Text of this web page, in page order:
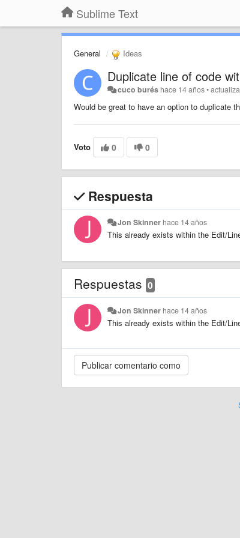
Sublime Text
General Ideas
Duplicate line of code
cuco burés hace 14 años•
Would be great to have an option to duplicate
Voto 0 0
Respuesta
Jon Skinner hace 14 años
This already exists within the Edit/
Respuestas 0
Jon Skinner hace 14 años
This already exists within the Edit/